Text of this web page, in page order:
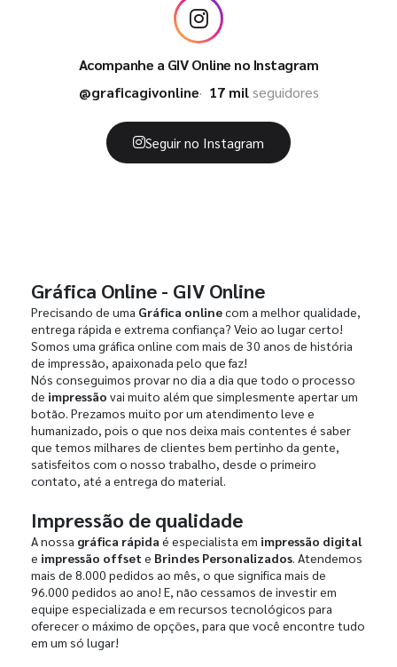
Acompanhe a GIV Online no Instagram
@graficagivonline
17 milseguidores
Seguir no Instagram
Gráfica Online - GIV Online
Precisando de uma Gráfica onlinecom a melhor qualidade,
entrega rápida e extrema confiança? Veio ao lugar certo!
Somos uma gráfica online com mais de 30 anos de história
de impressão, apaixonada pelo que faz!
Nós conseguimos provar no dia a dia que todo o processo
de impressão vai muito além que simplesmente apertar um
botão. Prezamos muito por um atendimento leve e
humanizado, pois o que nos deixa mais contentes é saber
que temos milhares de clientes bem pertinho da gente,
satisfeitos com o nosso trabalho, desde o primeiro
contato, até a entrega do material.
Impressão de qualidade
A nossa gráfica rápida é especialista em impressão digital
e impressão offset e Brindes Personalizados. Atendemos
mais de 8.000 pedidos ao mês, o que significa mais de
96.000 pedidos ao ano! E, não cessamos de investir em
equipe especializada e em recursos tecnológicos para
oferecer o máximo de opções, para que você encontre tudo
em um só lugar!